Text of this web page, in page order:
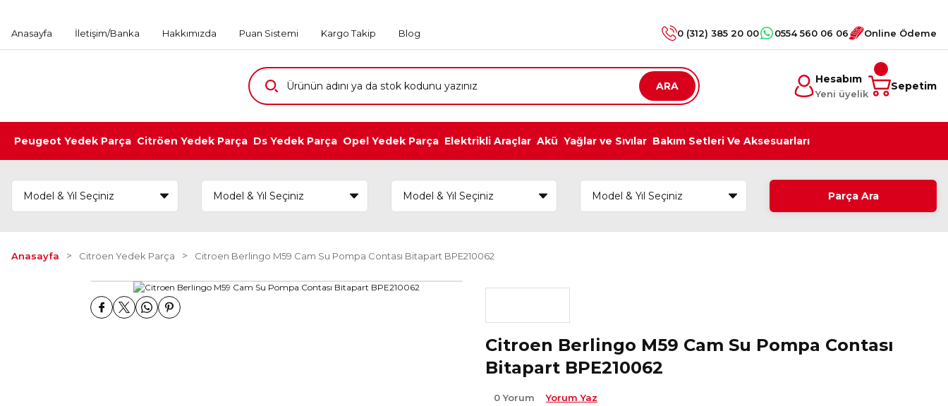
Anasayfa İletişim/Banka Hakkımızda Puan Sistemi Kargo Takip Blog 0 (312) 385 20 00 0554 560 06 06 Online Ödeme
ARA
Hesabım
Yeni üyelik
Sepetim
Peugeot Yedek Parça Citröen Yedek Parça Ds Yedek Parça Opel Yedek Parça Elektrikli Araçlar Akü Yağlar ve Sıvılar Bakım Setleri Ve Aksesuarları
Parça Ara
Anasayfa Citröen Yedek Parça Citroen Berlingo M59 Cam Su Pompa Contası Bitapart BPE210062
Citroen Berlingo M59 Cam Su Pompa Contası
Bitapart BPE210062
0 Yorum Yorum Yaz